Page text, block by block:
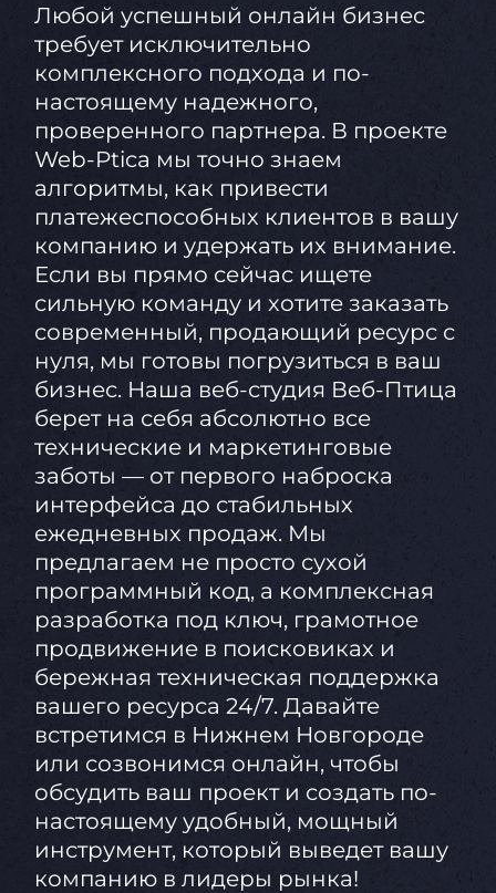
Любой успешный онлайн бизнес
требует исключительно
комплексного подхода и по-
настоящему надежного,
проверенного партнера. В проекте
Web-Ptica мы точно знаем
алгоритмы, как привести
платежеспособных клиентов в вашу
компанию и удержать их внимание.
Если вы прямо сейчас ищете
сильную команду и хотите заказать
современный, продающий ресурс с
нуля, мы готовы погрузиться в ваш
бизнес. Наша веб-студия Веб-Птица
берет на себя абсолютно все
технические и маркетинговые
заботы — от первого наброска
интерфейса до стабильных
ежедневных продаж. Мы
предлагаем не просто сухой
программный код, а комплексная
разработка под ключ, грамотное
продвижение в поисковиках и
бережная техническая поддержка
вашего ресурса 24/7. Давайте
встретимся в Нижнем Новгороде
или созвонимся онлайн, чтобы
обсудить ваш проект и создать по-
настоящему удобный, мощный
инструмент, который выведет вашу
компанию в лидеры рынка!